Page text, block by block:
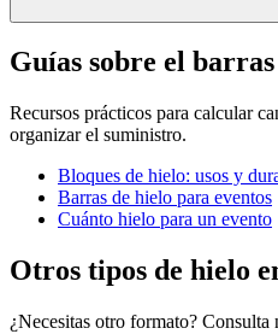
Guías sobre el
Recursos prácticos para calcular
organizar el suministro.
Bloques de hielo: usos y
Barras de hielo para eventos
Cuánto hielo para un evento
Otros tipos de hielo
¿Necesitas otro formato? Consulta